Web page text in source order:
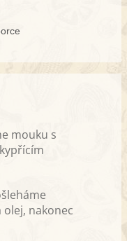
mouku s
nakonec